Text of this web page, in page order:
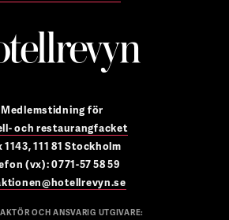
Medlemstidning för
och restaurangfacket
1143, 111 81 Stockholm
(vx): 0771-57 58 59
OCH ANSVARIG UTGIVARE: